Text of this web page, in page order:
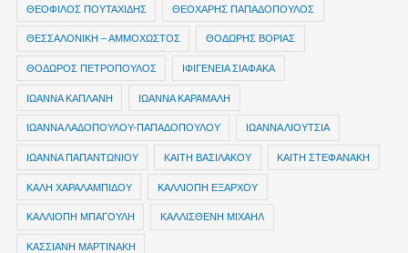
ΘΕΟΦΙΛΟΣ ΠΟΥΤΑΧΙΔΗΣ ΘΕΟΧΑΡΗΣ ΠΑΠΑΔΟΠΟΥΛΟΣ
ΘΕΣΣΑΛΟΝΙΚΗ – ΑΜΜΟΧΩΣΤΟΣ ΘΟΔΩΡΗΣ ΒΟΡΙΑΣ
ΘΟΔΩΡΟΣ ΠΕΤΡΟΠΟΥΛΟΣ ΙΦΙΓΕΝΕΙΑ ΣΙΑΦΑΚΑ
ΙΩΑΝΝΑ ΚΑΠΛΑΝΗ ΙΩΑΝΝΑ ΚΑΡΑΜΑΛΗ
ΙΩΑΝΝΑ ΛΑΔΟΠΟΥΛΟΥ-ΠΑΠΑΔΟΠΟΥΛΟΥ ΙΩΑΝΝΑ ΛΙΟΥΤΣΙΑ
ΙΩΑΝΝΑ ΠΑΠΑΝΤΩΝΙΟΥ ΚΑΙΤΗ ΒΑΣΙΛΑΚΟΥ ΚΑΙΤΗ ΣΤΕΦΑΝΑΚΗ
ΚΑΛΗ ΧΑΡΑΛΑΜΠΙΔΟΥ ΚΑΛΛΙΟΠΗ ΕΞΑΡΧΟΥ
ΚΑΛΛΙΟΠΗ ΜΠΑΓΟΥΛΗ ΚΑΛΛΙΣΘΕΝΗ ΜΙΧΑΗΛ
ΚΑΣΣΙΑΝΗ ΜΑΡΤΙΝΑΚΗ